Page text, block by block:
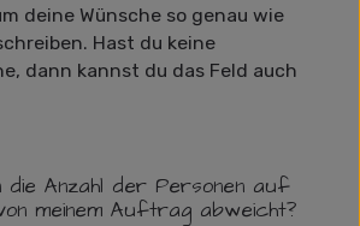
deine Wünsche so genau wie
Hast du keine
dann kannst du das Feld auch
die Anzahl der Personen auf
meinem Auftrag abweicht?